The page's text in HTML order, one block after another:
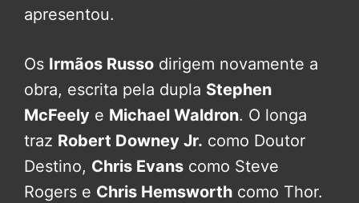
apresentou.
Os Irmãos Russo dirigem novamente a
obra, escrita pela dupla Stephen
McFeely e Michael Waldron. O longa
traz Robert Downey Jr. como Doutor
Destino, Chris Evans como Steve
Rogers e Chris Hemsworth como Thor.